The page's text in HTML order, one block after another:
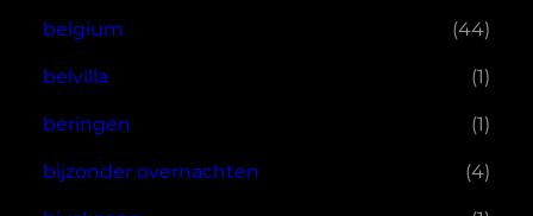
belgium (44)
belvilla (1)
beringen (1)
bijzonder overnachten (4)